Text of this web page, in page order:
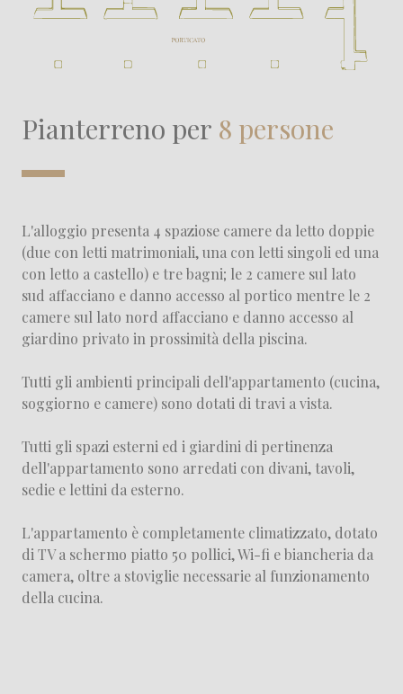
Pianterreno per 8 persone
L'alloggio presenta 4 spaziose camere da letto doppie
(due con letti matrimoniali, una con letti singoli ed una
con letto a castello) e tre bagni; le 2 camere sul lato
sud affacciano e danno accesso al portico mentre le 2
camere sul lato nord affacciano e danno accesso al
giardino privato in prossimità della piscina.
Tutti gli ambienti principali dell'appartamento (cucina,
soggiorno e camere) sono dotati di travi a vista.
Tutti gli spazi esterni ed i giardini di pertinenza
dell'appartamento sono arredati con divani, tavoli,
sedie e lettini da esterno.
L'appartamento è completamente climatizzato, dotato
di TV a schermo piatto 50 pollici, Wi-fi e biancheria da
camera, oltre a stoviglie necessarie al funzionamento
della cucina.